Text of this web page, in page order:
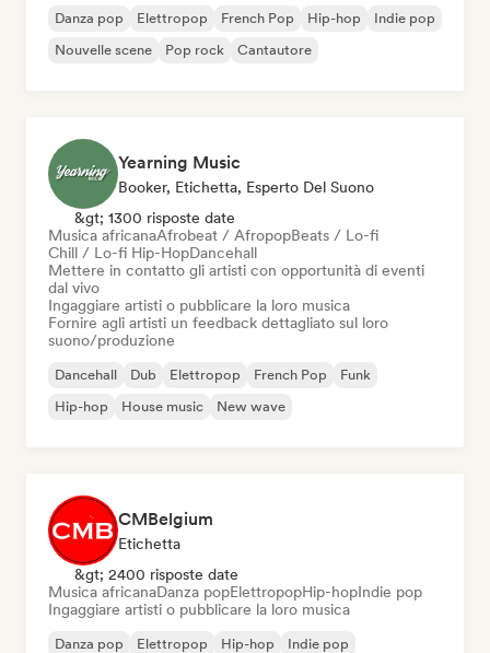
Danza pop Elettropop French Pop Hip-hop
Indie pop
Nouvelle scene
Pop rock Cantautore
Yearning Music
Booker, Etichetta, Esperto Del Suono
&gt; 1300 risposte date
Musica africanaAfrobeat / AfropopBeats / Lo-fi
Chill / Lo-fi Hip-HopDancehall
Mettere in contatto gli artisti con opportunità di eventi
dal vivo
Ingaggiare artisti o pubblicare la loro musica
Fornire agli artisti un feedback dettagliato sul loro
suono/produzione
Dancehall Dub Elettropop French Pop
Funk
Hip-hop
House music New wave
CMBelgium
Etichetta
&gt; 2400 risposte date
Musica africanaDanza popElettropopHip-hopIndie pop
Ingaggiare artisti o pubblicare la loro musica
Danza pop Elettropop Hip-hop
Indie pop